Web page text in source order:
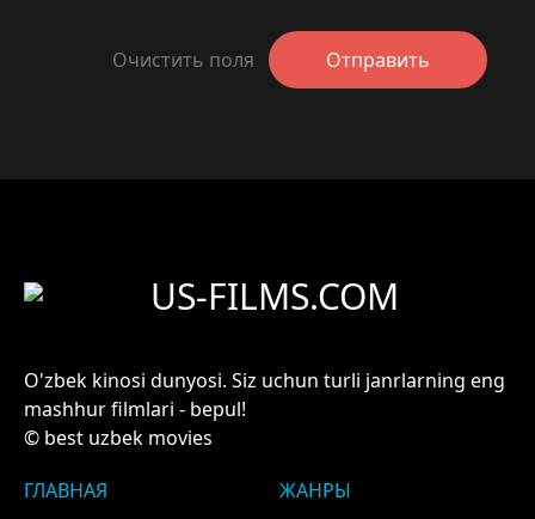
Очистить поля Отправить
US-FILMS.COM
O'zbek kinosi dunyosi. Siz uchun turli janrlarning eng
mashhur filmlari - bepul!
© best uzbek movies
ГЛАВНАЯ
ЖАНРЫ